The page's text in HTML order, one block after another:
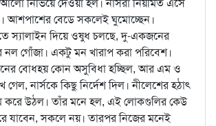
নিভিয়ে দেওয়া হল। নার্সরা নিয়মিত এসে
আশপাশের বেডে সকলেই ঘুমোচ্ছেন।
স্যালাইন দিয়ে ওষুধ চলছে, দু-একজনের
নল গোঁজা। একটু মন খারাপ করা পরিবেশ।
বোধহয় কোন অসুবিধা হচ্ছিল, আর এম ও
গেল, নার্সকে কিছু নির্দেশ দিল। নীলেশের হঠাৎ
করে উঠল। তাঁর মনে হল, এই লোকগুলির কেউ
যাবেন, সকলে নয়। তারপর নিজের মনেই